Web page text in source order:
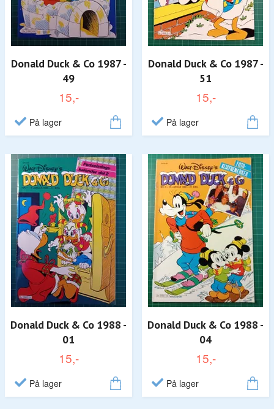
Donald Duck & Co 1987 -
49
15,-
På lager
Donald Duck & Co 1987 -
51
15,-
På lager
Donald Duck & Co 1988 -
01
15,-
På lager
Donald Duck & Co 1988 -
04
15,-
På lager